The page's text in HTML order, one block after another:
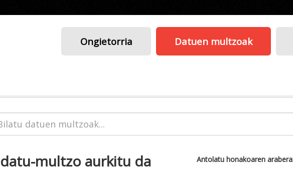
Ongietorria Datuen multzoak
Antolatu honakoaren arabera
multzo aurkitu da